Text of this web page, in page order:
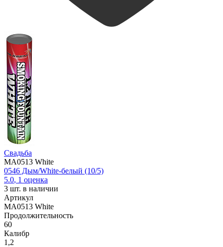
Свадьба
MA0513 White
0546 Дым/White-белый (10/5)
5.0, 1 оценка
3 шт. в наличии
Артикул
MA0513 White
Продолжительность
60
Калибр
1,2